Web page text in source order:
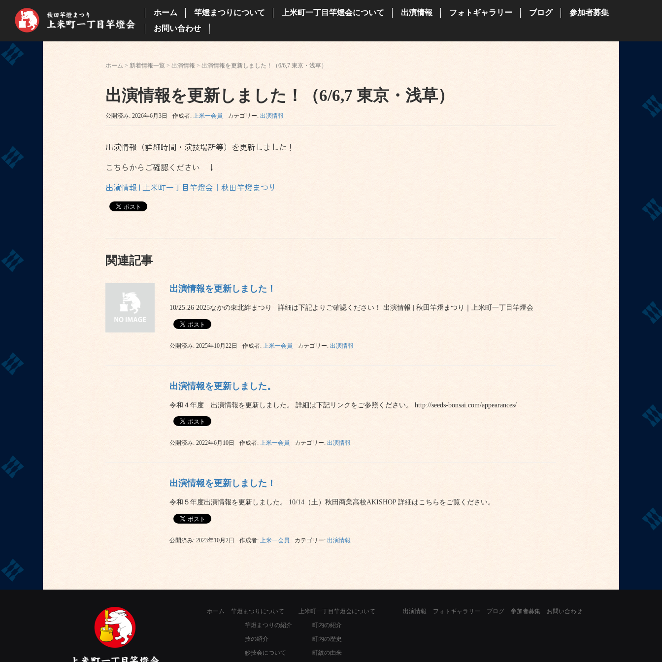
ホーム 竿燈まつりについて 上米町一丁目竿燈会について 出演情報 フォトギャラリー ブログ
参加者募集
お問い合わせ
ホーム > 新着情報一覧 >出演情報 >出演情報を更新しました！（6/6,7 東京・浅草）
出演情報を更新しました！（6/6,7 東京・浅草）
公開済み: 2026年6月3日 作成者:上米一会員 カテゴリー:出演情報
出演情報（詳細時間・演技場所等）を更新しました！
こちらからご確認ください ↓
出演情報 | 上米町一丁目竿燈会｜秋田竿燈まつり
関連記事
出演情報を更新しました！
10/25.26 2025なかの東北絆まつり 詳細は下記よりご確認ください！ 出演情報 | 秋田竿燈まつり｜上米町一丁目竿燈会
公開済み: 2025年10月22日 作成者: 上米一会員 カテゴリー:出演情報
出演情報を更新しました。
令和４年度 出演情報を更新しました。 詳細は下記リンクをご参照ください。 http://seeds-bonsai.com/appearances/
公開済み: 2022年6月10日 作成者:上米一会員 カテゴリー:出演情報
出演情報を更新しました！
令和５年度出演情報を更新しました。 10/14（土）秋田商業高校AKISHOP 詳細はこちらをご覧ください。
公開済み: 2023年10月2日 作成者: 上米一会員 カテゴリー:出演情報
ホーム
竿燈まつりについて
竿燈まつりの紹介
技の紹介
妙技会について
上米町一丁目竿燈会について
町内の紹介
町内の歴史
町紋の由来
出演情報 フォトギャラリー ブログ 参加者募集 お問い合わせ